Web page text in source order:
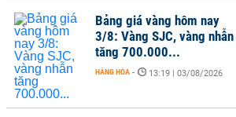
Bảng giá vàng hôm nay
3/8: Vàng SJC, vàng nhẫn
tăng 700.000...
HÀNG HÓA - 13:19 | 03/08/2026